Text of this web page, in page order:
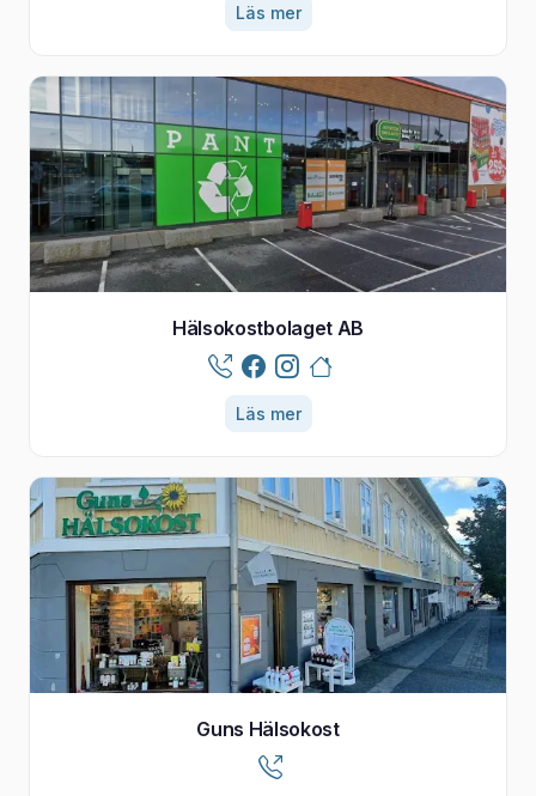
Läs mer
Hälsokostbolaget AB
Läs mer
Guns Hälsokost